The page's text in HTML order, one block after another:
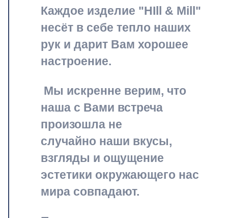
Каждое изделие "HIll & Mill"
несёт в себе тепло наших
рук и дарит Вам хорошее
настроение.
Мы искренне верим, что
наша с Вами встреча
произошла не
случайно наши вкусы,
взгляды и ощущение
эстетики окружающего нас
мира совпадают.